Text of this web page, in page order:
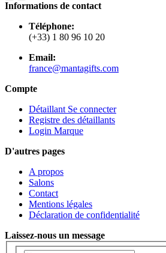
Informations de contact
Téléphone:
(+33) 1 80 96 10 20
Email:
france@mantagifts.com
Compte
Détaillant Se connecter
Registre des détaillants
Login Marque
D'autres pages
A propos
Salons
Contact
Mentions légales
Déclaration de confidentialité
Laissez-nous un message